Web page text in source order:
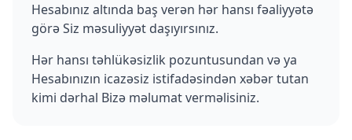
Hesabınız altında baş verən hər hansı fəaliyyətə
görə Siz məsuliyyət daşıyırsınız.
Hər hansı təhlükəsizlik pozuntusundan və ya
Hesabınızın icazəsiz istifadəsindən xəbər tutan
kimi dərhal Bizə məlumat verməlisiniz.